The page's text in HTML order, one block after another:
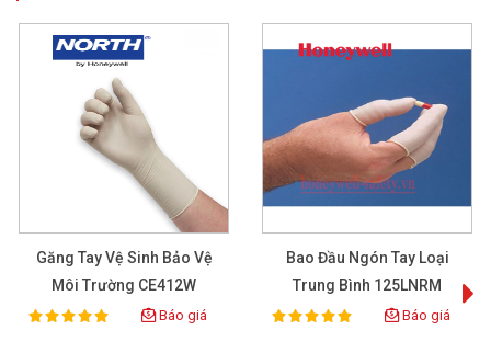
Găng Tay Vệ Sinh Bảo Vệ
Môi Trường CE412W
Rating:
100% Báo giá
Bao Đầu Ngón Tay Loại
Trung Bình 125LNRM
Rating:
100% Báo giá